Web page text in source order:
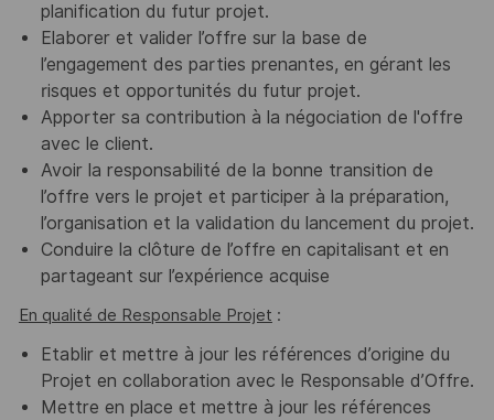
planification du futur projet.
Elaborer et valider l’offre sur la base de
l’engagement des parties prenantes, en gérant les
risques et opportunités du futur projet.
Apporter sa contribution à la négociation de l'offre
avec le client.
Avoir la responsabilité de la bonne transition de
l’offre vers le projet et participer à la préparation,
l’organisation et la validation du lancement du projet.
Conduire la clôture de l’offre en capitalisant et en
partageant sur l’expérience acquise
En qualité de Responsable Projet :
Etablir et mettre à jour les références d’origine du
Projet en collaboration avec le Responsable d’Offre.
Mettre en place et mettre à jour les références